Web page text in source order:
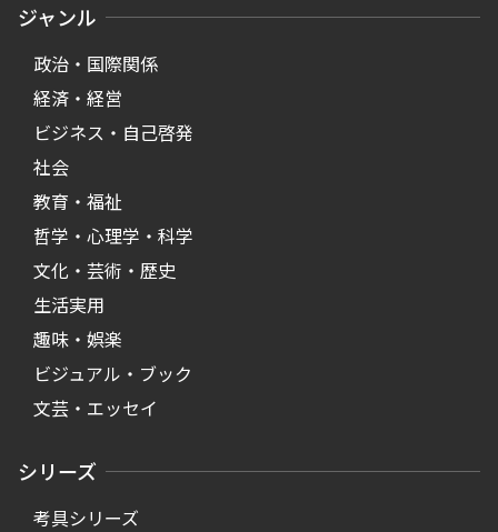
ジャンル
政治・国際関係
経済・経営
ビジネス・自己啓発
社会
教育・福祉
哲学・心理学・科学
文化・芸術・歴史
生活実用
趣味・娯楽
ビジュアル・ブック
文芸・エッセイ
シリーズ
考具シリーズ